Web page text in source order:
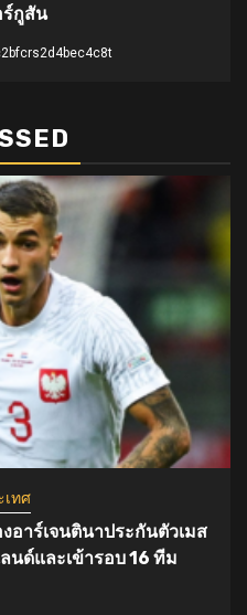
ร์กูสัน
ทศ
อาร์เจนตินาประกันตัวเมส
นด์และเข้ารอบ 16 ทีม